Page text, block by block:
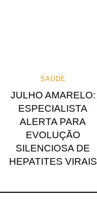
SAÚDE
JULHO AMARELO:
ESPECIALISTA
ALERTA PARA
EVOLUÇÃO
SILENCIOSA DE
HEPATITES VIRAIS